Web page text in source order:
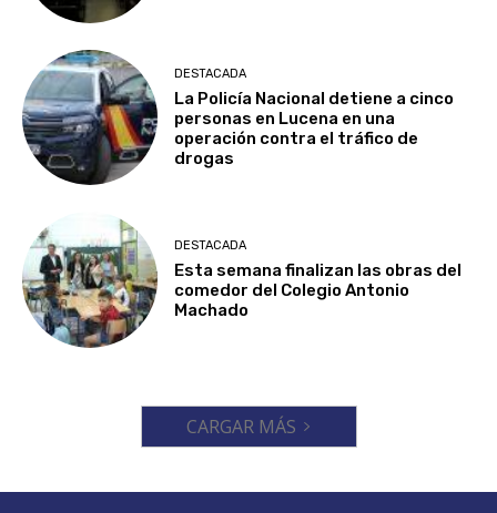
DESTACADA
La Policía Nacional detiene a cinco
personas en Lucena en una
operación contra el tráfico de
drogas
DESTACADA
Esta semana finalizan las obras del
comedor del Colegio Antonio
Machado
CARGAR MÁS